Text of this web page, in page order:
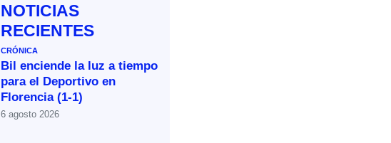
NOTICIAS
RECIENTES
CRÓNICA
Bil enciende la luz a tiempo
para el Deportivo en
Florencia (1-1)
6 agosto 2026